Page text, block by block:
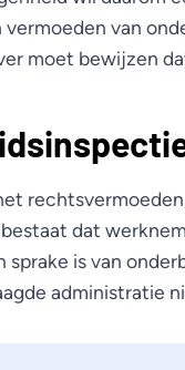
van
moet bewijzen
dat
is van
administratie